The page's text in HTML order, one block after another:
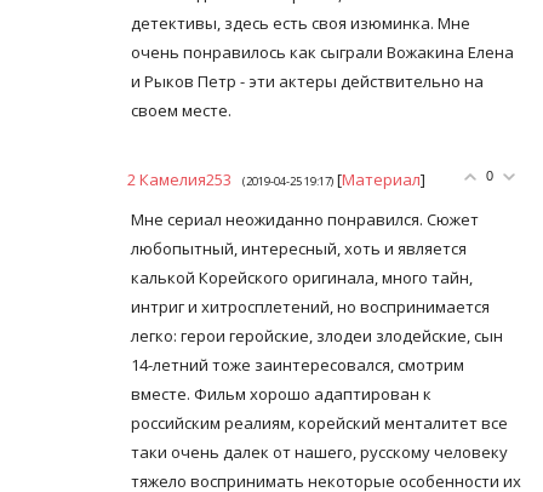
детективы, здесь есть своя изюминка. Мне
очень понравилось как сыграли Вожакина Елена
и Рыков Петр - эти актеры действительно на
своем месте.
0
2 Камелия253 (2019-04-25 19:17) [Материал]
Мне сериал неожиданно понравился. Сюжет
любопытный, интересный, хоть и является
калькой Корейского оригинала, много тайн,
интриг и хитросплетений, но воспринимается
легко: герои геройские, злодеи злодейские, сын
14-летний тоже заинтересовался, смотрим
вместе. Фильм хорошо адаптирован к
российским реалиям, корейский менталитет все
таки очень далек от нашего, русскому человеку
тяжело воспринимать некоторые особенности их